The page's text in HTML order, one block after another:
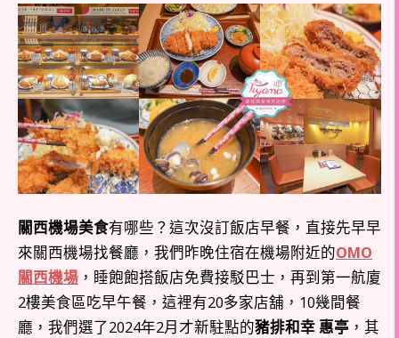
關西機場美食有哪些？這次沒訂飯店早餐，直接先早早
來關西機場找餐廳，我們昨晚住宿在機場附近的OMO
關西機場 ，睡飽飽搭飯店免費接駁巴士，再到第一航廈
2樓美食區吃早午餐，這裡有20多家店舖，10幾間餐
廳，我們選了2024年2月才新駐點的豬排和幸 惠亭 ，其